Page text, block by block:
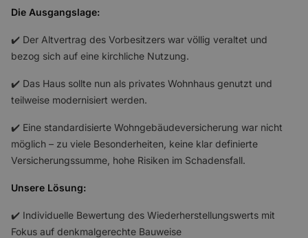
Die Ausgangslage:
✔️ Der Altvertrag des Vorbesitzers war völlig veraltet und
bezog sich auf eine kirchliche Nutzung.
✔️ Das Haus sollte nun als privates Wohnhaus genutzt und
teilweise modernisiert werden.
✔️ Eine standardisierte Wohngebäudeversicherung war nicht
möglich – zu viele Besonderheiten, keine klar definierte
Versicherungssumme, hohe Risiken im Schadensfall.
Unsere Lösung:
✔️ Individuelle Bewertung des Wiederherstellungswerts mit
Fokus auf denkmalgerechte Bauweise